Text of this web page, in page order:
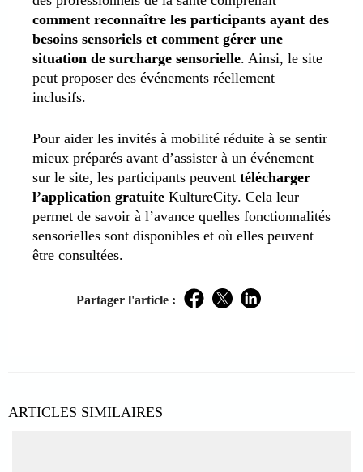
comment reconnaître les participants ayant des
besoins sensoriels et comment gérer une
situation de surcharge sensorielle. Ainsi, le site
peut proposer des événements réellement
inclusifs.
Pour aider les invités à mobilité réduite à se sentir
mieux préparés avant d’assister à un événement
sur le site, les participants peuvent télécharger
l’application gratuite KultureCity. Cela leur
permet de savoir à l’avance quelles fonctionnalités
sensorielles sont disponibles et où elles peuvent
être consultées.
Partager l'article : Facebook
TwitterLinkedIn
ARTICLES SIMILAIRES